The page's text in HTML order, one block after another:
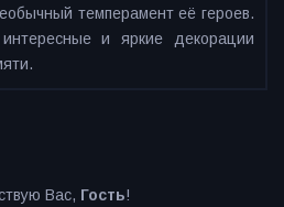
темперамент её героев.
и яркие декорации
Вас, Гость!